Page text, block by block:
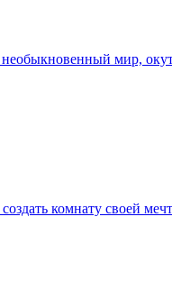
мир,
комнату своей